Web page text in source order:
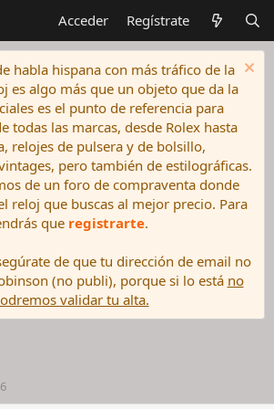
Acceder Regístrate
habla hispana con más tráfico de la
es algo más que un objeto que da la
es el punto de referencia para
todas las marcas, desde Rolex hasta
relojes de pulsera y de bolsillo,
pero también de estilográficas.
de un foro de compraventa donde
reloj que buscas al mejor precio. Para
que registrarte.
de que tu dirección de email no
(no publi), porque si lo está no
validar tu alta.